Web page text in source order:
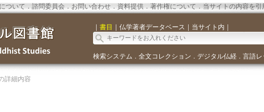
ついて ． 諮問委員会． お問い合わせ． 資料提供． 著作権について．当サイトの内容を引
｜ 書目 ｜ 仏学著者データベース ｜ 当サイト内 ｜
検索システム ． 全文コレクション ． デジタル仏経． 言語レ
詳細内容